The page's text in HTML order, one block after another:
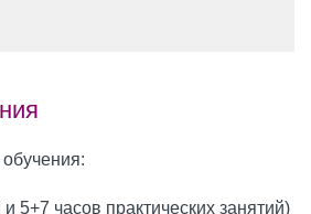
5+7 часов практических занятий)